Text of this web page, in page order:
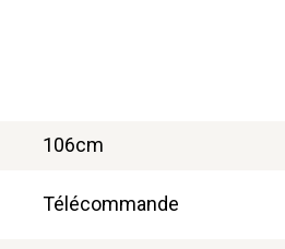
106cm
Télécommande